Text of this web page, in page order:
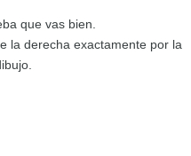
que vas bien.
la derecha exactamente por la